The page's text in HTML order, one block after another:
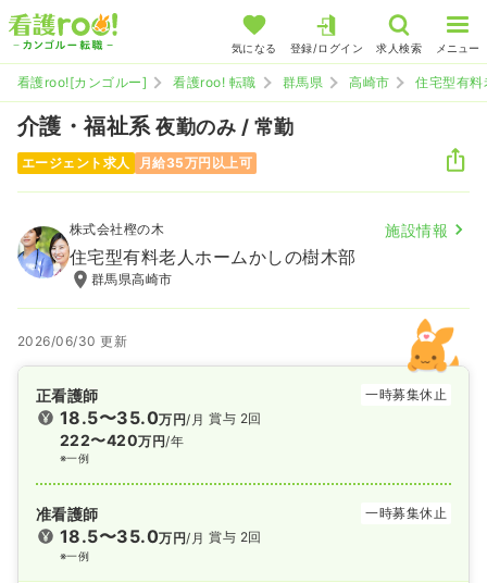
気になる 登録/ログイン 求人検索 メニュー
看護roo![カンゴルー] 看護roo! 転職 群馬県 高崎市 住宅型有
介護・福祉系夜勤のみ / 常勤
エージェント求人 月給35万円以上可
株式会社樫の木 施設情報
住宅型有料老人ホームかしの樹木部
群馬県高崎市
2026/06/30 更新
正看護師 一時募集休止
18.5〜35.0万円/月
222〜420万円/年
※一例
賞与 2回
准看護師 一時募集休止
18.5〜35.0万円/月
※一例
賞与 2回